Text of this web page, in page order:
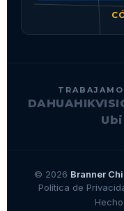
DAHUA
© 2026 Branner
Política de